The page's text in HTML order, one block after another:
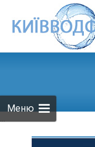
Меню
...